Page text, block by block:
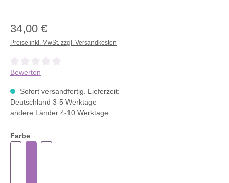
34,00 €
Preise inkl. MwSt. zzgl. Versandkosten
Durchschnittliche Bewertung von 0 von 5 Sternen
Bewerten
Sofort versandfertig. Lieferzeit:
Deutschland 3-5 Werktage
andere Länder 4-10 Werktage
Farbe